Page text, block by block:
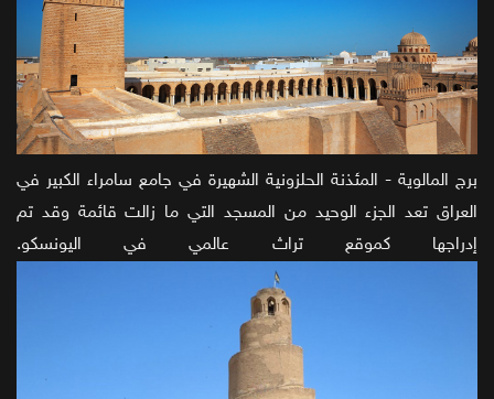
برج المالوية - المئذنة الحلزونية الشهيرة في جامع سامراء الكبير في
العراق تعد الجزء الوحيد من المسجد التي ما زالت قائمة وقد تم
إدراجها كموقع تراث عالمي في اليونسكو.